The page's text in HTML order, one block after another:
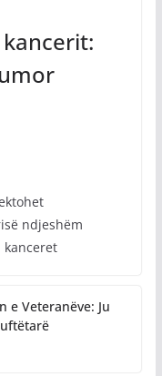
ndjeshëm
kanceret
e Veteranëve: Ju